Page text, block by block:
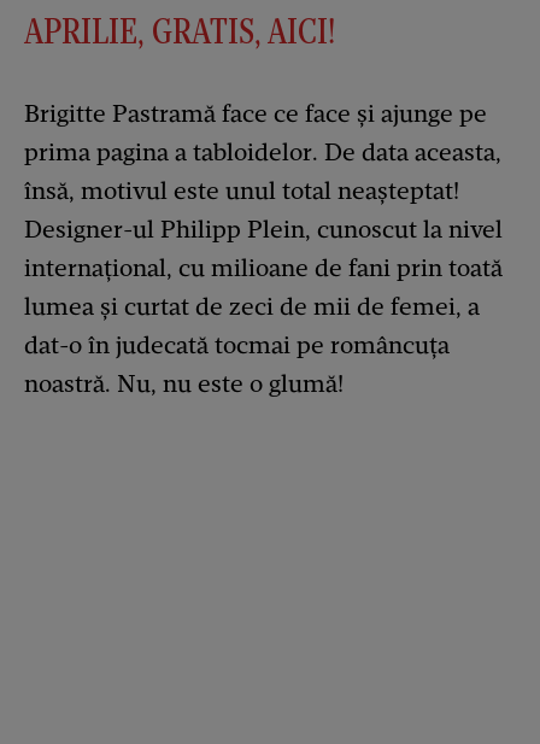
APRILIE, GRATIS, AICI!
Brigitte Pastramă face ce face și ajunge pe
prima pagina a tabloidelor. De data aceasta,
însă, motivul este unul total neașteptat!
Designer-ul Philipp Plein, cunoscut la nivel
internațional, cu milioane de fani prin toată
lumea și curtat de zeci de mii de femei, a
dat-o în judecată tocmai pe româncuța
noastră. Nu, nu este o glumă!